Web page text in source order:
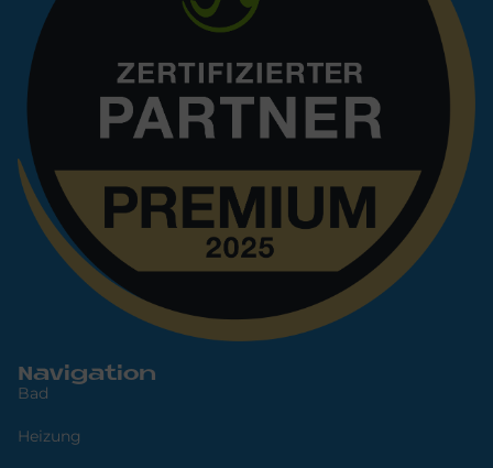
Navigation
Bad
Heizung